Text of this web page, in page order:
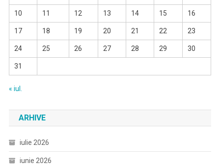
10 11 12 13 14 15 16
17 18 19 20 21 22 23
24 25 26 27 28 29 30
31
« iul.
ARHIVE
iulie 2026
iunie 2026